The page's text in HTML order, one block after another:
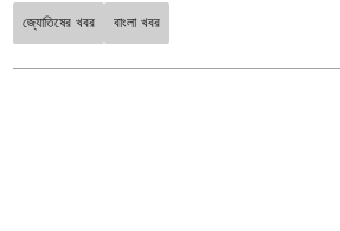
শিকার হতে পারেন। পরীক্ষায়
Astrology News (জ্যোতিষ
জ্যোতিষের খবর বাংলা খবর